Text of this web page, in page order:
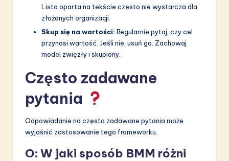
Lista oparta na tekście często nie wystarcza dla
złożonych organizacji.
Skup się na wartości: Regularnie pytaj, czy cel
przynosi wartość. Jeśli nie, usuń go. Zachowaj
model zwięzły i skupiony.
Często zadawane
pytania
Odpowiadanie na często zadawane pytania może
wyjaśnić zastosowanie tego frameworku.
O: W jaki sposób BMM różni